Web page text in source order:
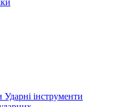
Ударні інструменти